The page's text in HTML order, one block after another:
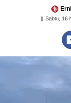
Sabtu, 16